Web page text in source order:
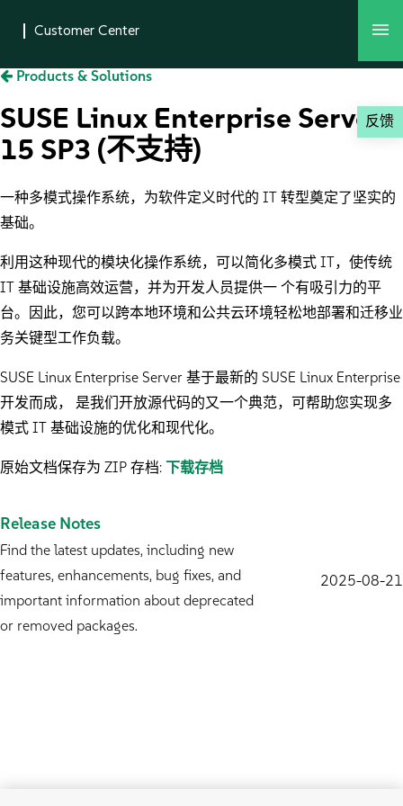
反馈
Products & Solutions
SUSE Linux Enterprise Server
15 SP3 (不支持)
一种多模式操作系统，为软件定义时代的 IT 转型奠定了坚实的
基础。
利用这种现代的模块化操作系统，可以简化多模式 IT，使传统
IT 基础设施高效运营，并为开发人员提供一 个有吸引力的平
台。因此，您可以跨本地环境和公共云环境轻松地部署和迁移业
务关键型工作负载。
SUSE Linux Enterprise Server 基于最新的 SUSE Linux Enterprise
开发而成， 是我们开放源代码的又一个典范，可帮助您实现多
模式 IT 基础设施的优化和现代化。
原始文档保存为 ZIP 存档: 下载存档
Release Notes
Find the latest updates, including new
features, enhancements, bug fixes, and
important information about deprecated
or removed packages.
2025-08-21